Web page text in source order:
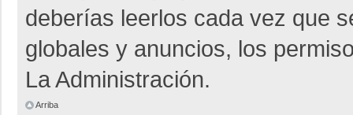
deberías leerlos cada vez que
globales y anuncios, los
La Administración.
Arriba